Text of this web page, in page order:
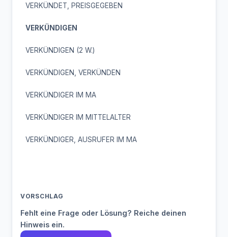
VERKÜNDET, PREISGEGEBEN
VERKÜNDIGEN
VERKÜNDIGEN (2 W.)
VERKÜNDIGEN, VERKÜNDEN
VERKÜNDIGER IM MA
VERKÜNDIGER IM MITTELALTER
VERKÜNDIGER, AUSRUFER IM MA
VORSCHLAG
Fehlt eine Frage oder Lösung? Reiche deinen
Hinweis ein.